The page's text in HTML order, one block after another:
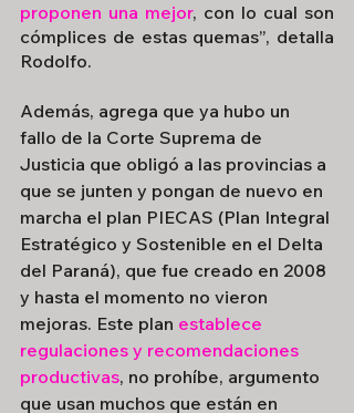
proponen una mejor, con lo cual son
cómplices de estas quemas”, detalla
Rodolfo.
Además, agrega que ya hubo un
fallo de la Corte Suprema de
Justicia que obligó a las provincias a
que se junten y pongan de nuevo en
marcha el plan PIECAS (Plan Integral
Estratégico y Sostenible en el Delta
del Paraná), que fue creado en 2008
y hasta el momento no vieron
mejoras. Este plan establece
regulaciones y recomendaciones
productivas, no prohíbe, argumento
que usan muchos que están en